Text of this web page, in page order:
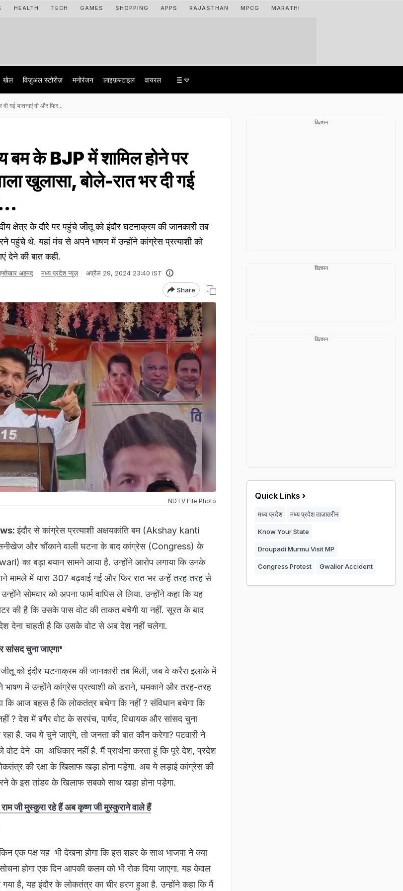
HEALTH TECH GAMES SHOPPING APPS RAJASTHAN MPCG MARATHI
खेल विज़ुअल स्टोरीज़ मनोरंजन लाइफ़स्टाइल वायरल
गई यातनाएं दी और फिर...
के BJP में शामिल होने पर
खुलासा, बोले-रात भर दी गई
क्षेत्र के दौरे पर पहुंचे जीतू को इंदौर घटनाक्रम की जानकारी तब
पहुंचे थे. यहां मंच से अपने भाषण में उन्होंने कांग्रेस प्रत्याशी को
देने की बात कही.
अहमद मध्य प्रदेश न्यूज़ अप्रैल 29, 2024 23:40 IST
Share
NDTV File Photo
इंदौर से कांग्रेस प्रत्याशी अक्षयकांति बम (Akshay kanti
और चौंकाने वाली घटना के बाद कांग्रेस (Congress) के
का बड़ा बयान सामने आया है. उन्होंने आरोप लगाया कि उनके
मामले में धारा 307 बढ़वाई गई और फिर रात भर उन्हें तरह तरह से
सोमवार को अपना फार्म वापिस ले लिया. उन्होंने कहा कि यह
की है कि उसके पास वोट की ताकत बचेगी या नहीं. सूरत के बाद
देना चाहती है कि उसके वोट से अब देश नहीं चलेगा.
सांसद चुना जाएगा'
को इंदौर घटनाक्रम की जानकारी तब मिली, जब वे करैरा इलाके में
में उन्होंने कांग्रेस प्रत्याशी को डराने, धमकाने और तरह-तरह
कि आज बहस है कि लोकतंत्र बचेगा कि नहीं ? संविधान बचेगा कि
? देश में बगैर वोट के सरपंच, पार्षद, विधायक और सांसद चुना
है. जब ये चुने जाएंगे, तो जनता की बात कौन करेगा? पटवारी ने
वोट देने का अधिकार नहीं है. मैं प्रार्थना करता हूं कि पूरे देश, प्रदेश
की रक्षा के खिलाफ खड़ा होना पड़ेगा. अब ये लड़ाई कांग्रेस की
के इस तांडव के खिलाफ सबको साथ खड़ा होना पड़ेगा.
जी मुस्कुरा रहे हैं अब कृष्ण जी मुस्कुराने वाले हैं
एक पक्ष यह भी देखना होगा कि इस शहर के साथ भाजपा ने क्या
होगा एक दिन आपकी कलम को भी रोक दिया जाएगा. यह केवल
गया है, यह इंदौर के लोकतंत्र का चीर हरण हुआ है. उन्होंने कहा कि मैं
विज्ञापन
विज्ञापन
विज्ञापन
Quick Links
मध्य प्रदेश मध्य प्रदेश ताज़ातरीन
Know Your State
Droupadi Murmu Visit MP
Congress Protest Gwalior Accident